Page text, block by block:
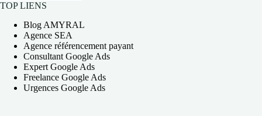
TOP LIENS
Blog AMYRAL
Agence SEA
Agence référencement payant
Consultant Google Ads
Expert Google Ads
Freelance Google Ads
Urgences Google Ads